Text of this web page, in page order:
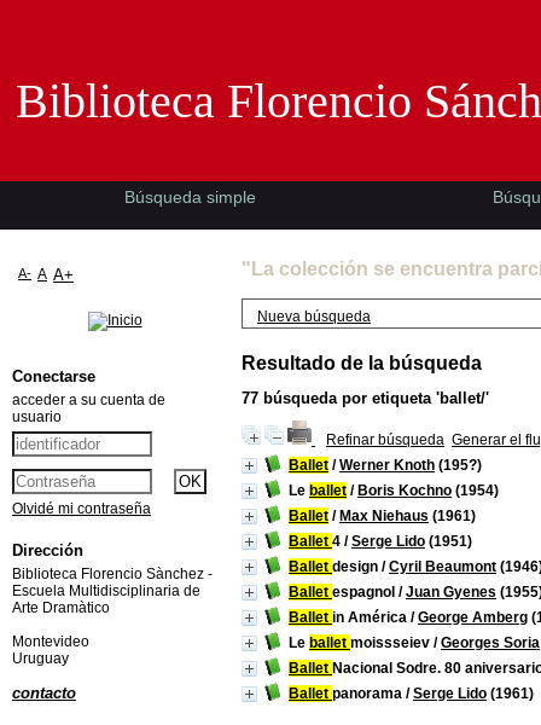
"La colección se encuentra
Nueva búsqueda
Resultado de la búsqueda
77 búsqueda por etiqueta 'ballet/'
Refinar búsqueda Generar el
Ballet /Werner Knoth (195?)
Le ballet / Boris Kochno (1954)
Ballet / Max Niehaus (1961)
Ballet 4 /Serge Lido (1951)
Ballet design /Cyril Beaumont
Ballet espagnol /Juan Gyenes
Ballet in América /George Amberg
Le ballet moissseiev /Georges Soria
Ballet Nacional Sodre. 80
Ballet panorama /Serge Lido (1961)
Biblioteca Florencio
Búsqueda simple
A- A A+
Conectarse
acceder a su cuenta de
usuario
Olvidé mi contraseña
Dirección
Biblioteca Florencio Sànchez -
Escuela Multidisciplinaria de
Arte Dramàtico
Montevideo
Uruguay
contacto